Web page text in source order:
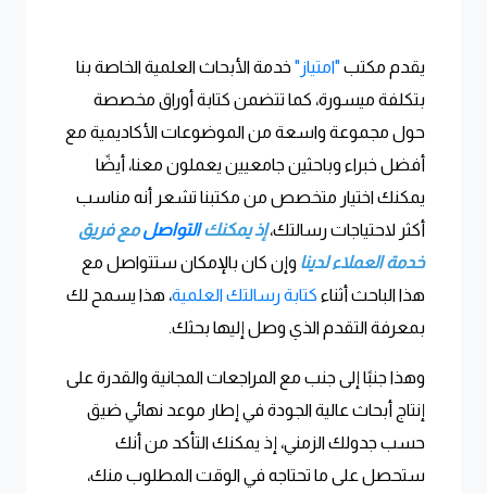
يقدم مكتب "امتياز" خدمة الأبحاث العلمية الخاصة بنا
بتكلفة ميسورة، كما تتضمن كتابة أوراق مخصصة
حول مجموعة واسعة من الموضوعات الأكاديمية مع
أفضل خبراء وباحثين جامعيين يعملون معنا، أيضًا
يمكنك اختيار متخصص من مكتبنا تشعر أنه مناسب
أكثر لاحتياجات رسالتك،إذ يمكنكالتواصلمع فريق
خدمة العملاء لدينا وإن كان بالإمكان ستتواصل مع
هذا الباحث أثناء كتابة رسالتك العلمية، هذا يسمح لك
بمعرفة التقدم الذي وصل إليها بحثك.
وهذا جنبًا إلى جنب مع المراجعات المجانية والقدرة على
إنتاج أبحاث عالية الجودة في إطار موعد نهائي ضيق
حسب جدولك الزمني، إذ يمكنك التأكد من أنك
ستحصل على ما تحتاجه في الوقت المطلوب منك،